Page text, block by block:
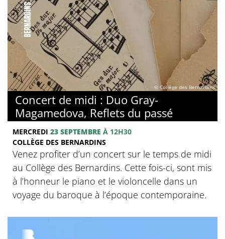
© Collège des Bernardins
Concert de midi : Duo Gray-
Magamedova, Reflets du passé
MERCREDI 23 SEPTEMBRE À 12H30
COLLÈGE DES BERNARDINS
Venez profiter d’un concert sur le temps de midi
au Collège des Bernardins. Cette fois-ci, sont mis
à l’honneur le piano et le violoncelle dans un
voyage du baroque à l’époque contemporaine.